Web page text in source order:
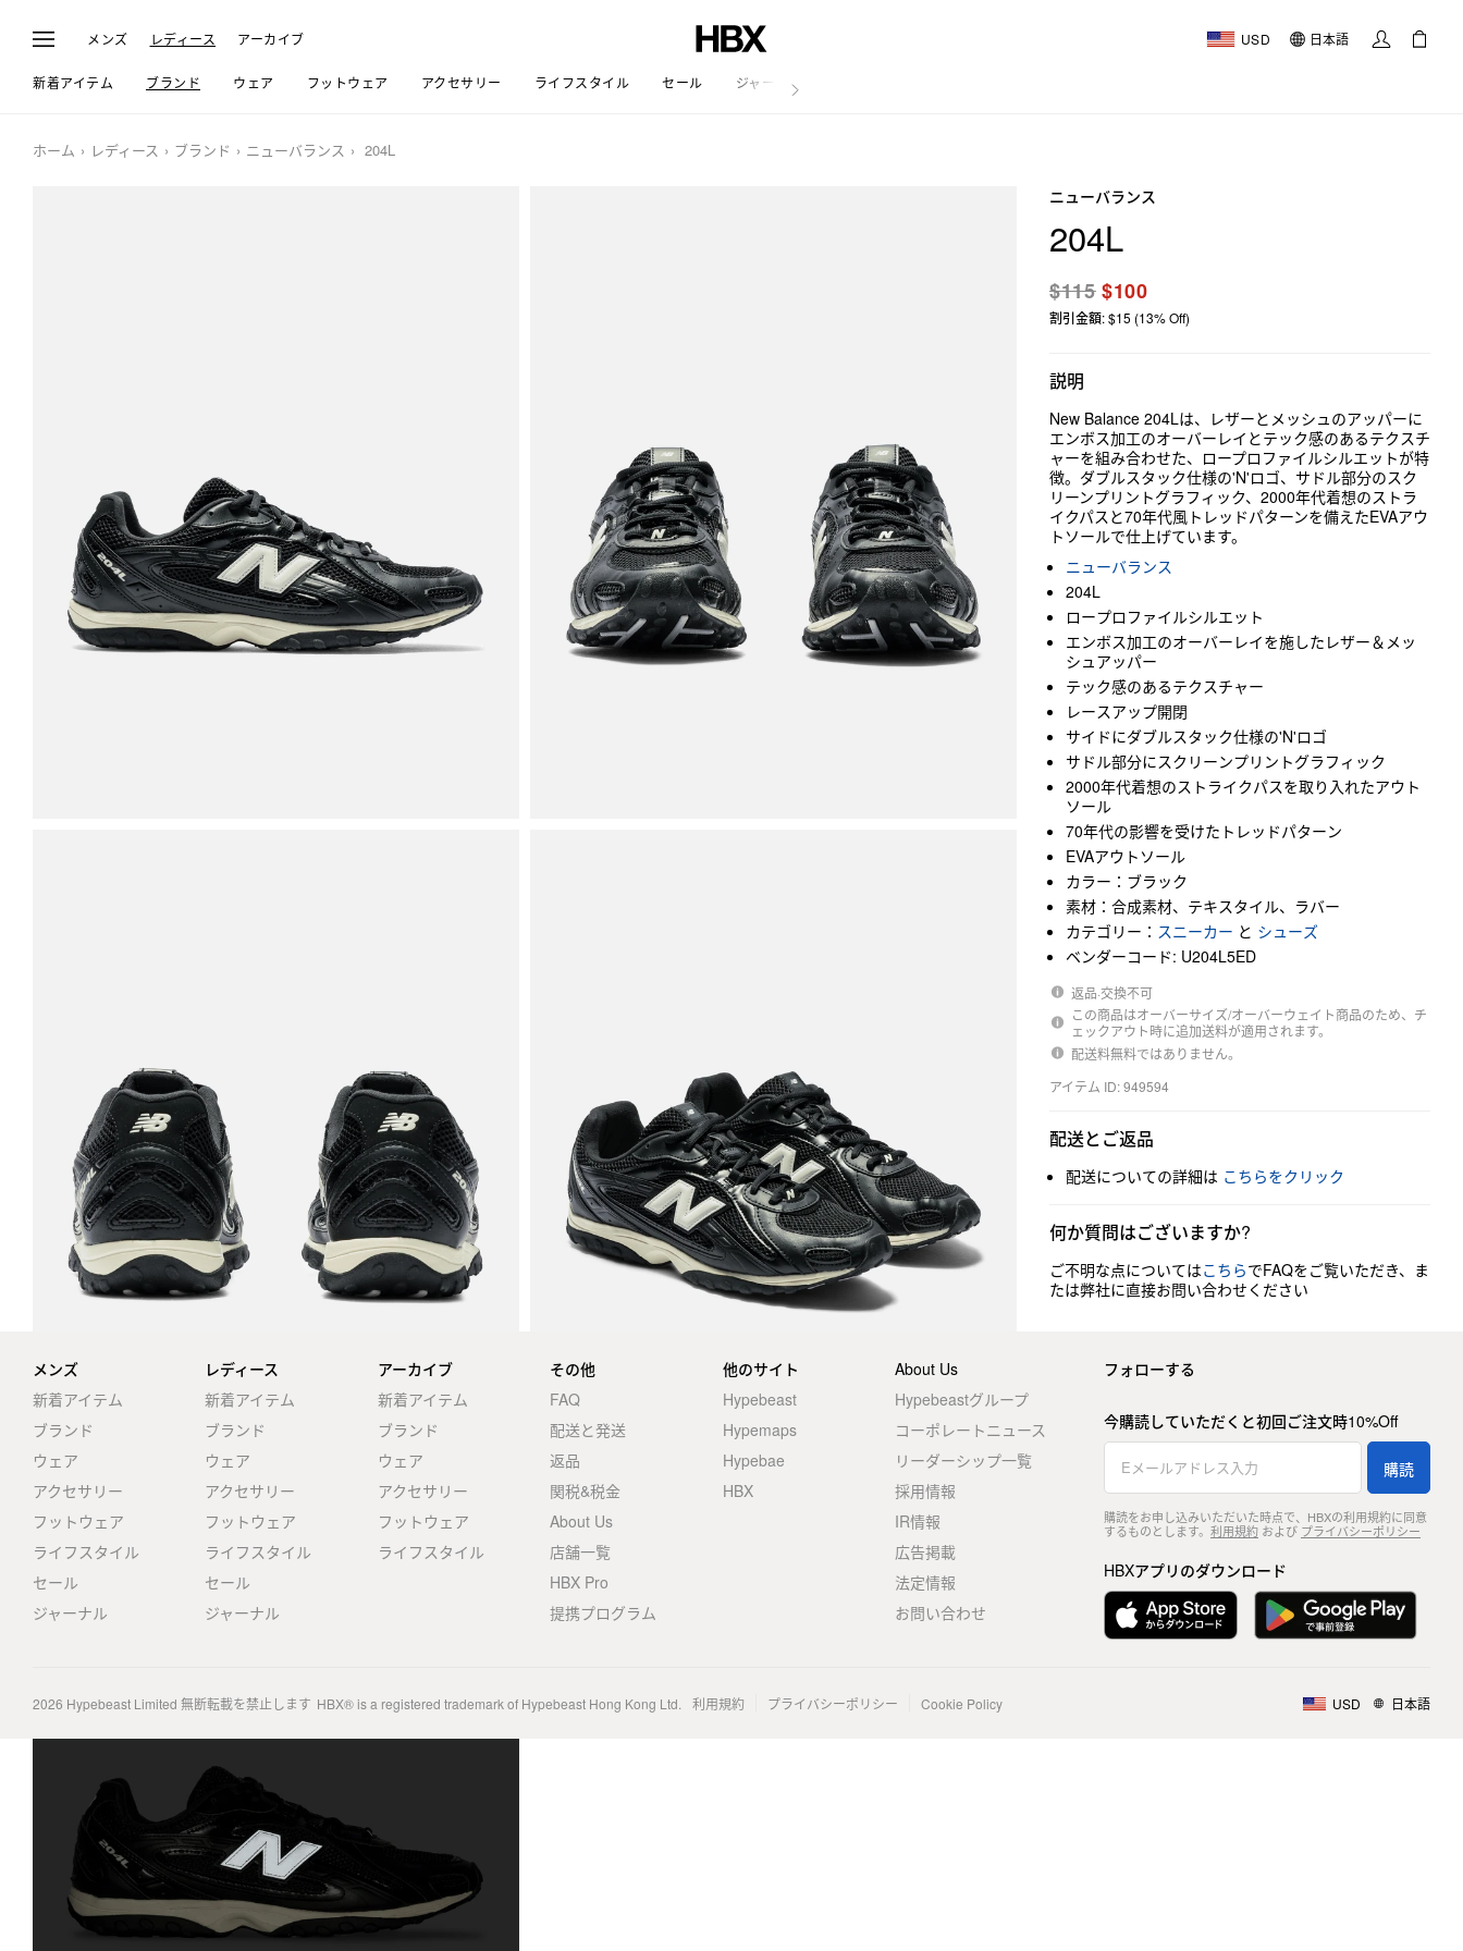
メンズ レディース アーカイブ USD 日本語
新着アイテム ブランド ウェア フットウェア アクセサリー ライフスタイル セール ジャーナル
ホーム レディース ブランド ニューバランス 204L
ニューバランス
204L
$115$100
割引金額: $15 (13% Off)
説明
New Balance 204Lは、レザーとメッシュのアッパーに
エンボス加工のオーバーレイとテック感のあるテクスチ
ャーを組み合わせた、ロープロファイルシルエットが特
徴。ダブルスタック仕様の'N'ロゴ、サドル部分のスク
リーンプリントグラフィック、2000年代着想のストラ
イクパスと70年代風トレッドパターンを備えたEVAアウ
トソールで仕上げています。
ニューバランス
204L
ロープロファイルシルエット
エンボス加工のオーバーレイを施したレザー＆メッ
シュアッパー
テック感のあるテクスチャー
レースアップ開閉
サイドにダブルスタック仕様の'N'ロゴ
サドル部分にスクリーンプリントグラフィック
2000年代着想のストライクパスを取り入れたアウト
ソール
70年代の影響を受けたトレッドパターン
EVAアウトソール
カラー：ブラック
素材：合成素材、テキスタイル、ラバー
カテゴリー： スニーカー と シューズ
ベンダーコード: U204L5ED
返品·交換不可
この商品はオーバーサイズ/オーバーウェイト商品のため、チ
ェックアウト時に追加送料が適用されます。
配送料無料ではありません。
アイテム ID: 949594
配送とご返品
配送についての詳細は こちらをクリック
何か質問はございますか?
ご不明な点についてはこちらでFAQをご覧いただき、ま
たは弊社に直接お問い合わせください
メンズ
新着アイテム
ブランド
ウェア
アクセサリー
フットウェア
ライフスタイル
セール
ジャーナル
レディース
新着アイテム
ブランド
ウェア
アクセサリー
フットウェア
ライフスタイル
セール
ジャーナル
アーカイブ
新着アイテム
ブランド
ウェア
アクセサリー
フットウェア
ライフスタイル
その他
FAQ
配送と発送
返品
関税&税金
About Us
店舗一覧
HBX Pro
提携プログラム
他のサイト
Hypebeast
Hypemaps
Hypebae
HBX
About Us
Hypebeastグループ
コーポレートニュース
リーダーシップ一覧
採用情報
IR情報
広告掲載
法定情報
お問い合わせ
フォローする
今購読していただくと初回ご注文時10%Off
購読
購読をお申し込みいただいた時点で、HBXの利用規約に同意
するものとします。 利用規約および プライバシーポリシー
HBXアプリのダウンロード
2026 Hypebeast Limited 無断転載を禁止します HBX® is a registered trademark of Hypebeast Hong Kong Ltd. 利用規約 プライバシーポリシー Cookie Policy USD 日本語